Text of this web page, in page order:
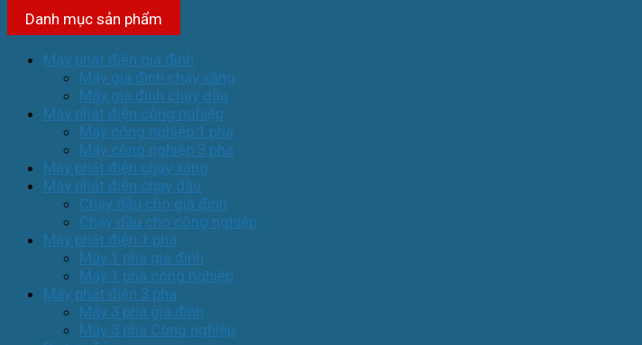
Danh mục sản phẩm
Máy phát điện gia đình
Máy gia đình chạy xăng
Máy gia đình chạy dầu
Máy phát điện công nghiệp
Máy công nghiệp 1 pha
Máy công nghiệp 3 pha
Máy phát điện chạy xăng
Máy phát điện chạy dầu
Chạy dầu cho gia đình
Chạy dầu cho công nghiệp
Máy phát điện 1 pha
Máy 1 pha gia đình
Máy 1 pha công nghiệp
Máy phát điện 3 pha
Máy 3 pha gia đình
Máy 3 pha Công nghiệp